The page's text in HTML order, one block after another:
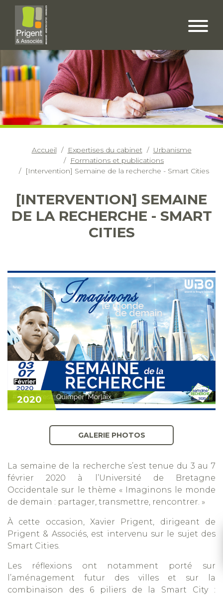
Accueil Expertises du cabinet
Urbanisme
Formations et publications
[Intervention] Semaine de la recherche - Smart Cities
[INTERVENTION] SEMAINE
DE LA RECHERCHE - SMART
CITIES
2020
GALERIE PHOTOS
La semaine de la recherche s’est tenue du 3 au 7
février 2020 à l’Université de Bretagne
Occidentale sur le thème « Imaginons le monde
de demain : partager, transmettre, rencontrer. »
À cette occasion, Xavier Prigent, dirigeant de
Prigent & Associés, est intervenu sur le sujet des
Smart Cities.
Les réflexions ont notamment porté sur
l’aménagement futur des villes et sur la
combinaison des 6 piliers de la Smart City :